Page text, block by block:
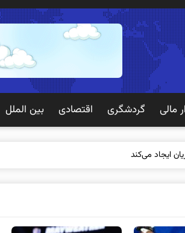
مالی گردشگری اقتصادی بین الملل
ایجاد می‌کند؟